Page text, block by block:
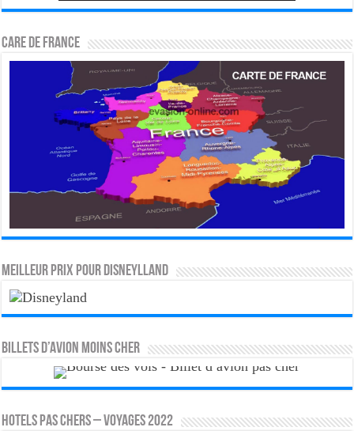
CARE DE FRANCE
MEILLEUR PRIX POUR DISNEYLLAND
Billets d’avion moins cher
HOTELS PAS CHERS – VOYAGES 2022